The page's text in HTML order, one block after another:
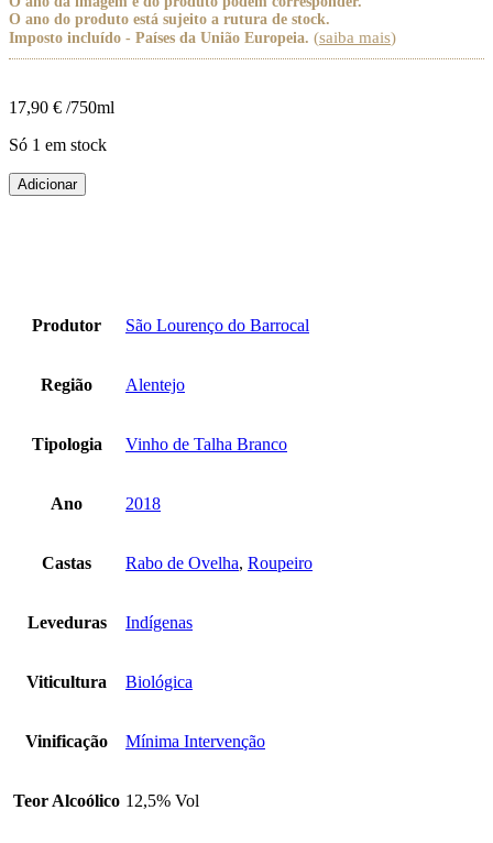
O ano do produto está sujeito a rutura de stock.
Imposto incluído - Países da União Europeia. (saiba mais)
17,90 € /750ml
Só 1 em stock
Quantidade
de
Ânfora
Adicionar
Produtor São Lourenço do Barrocal
Região Alentejo
Tipologia Vinho de Talha Branco
Ano 2018
Castas Rabo de Ovelha, Roupeiro
Leveduras Indígenas
Viticultura Biológica
Vinificação Mínima Intervenção
Teor Alcoólico 12,5% Vol